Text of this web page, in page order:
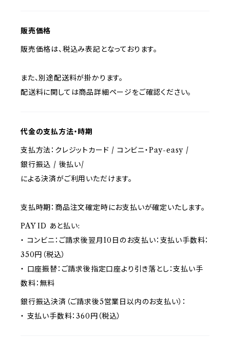
販売価格
販売価格は、税込み表記となっております。
また、別途配送料が掛かります。
配送料に関しては商品詳細ページをご確認ください。
代金の支払方法・時期
支払方法：クレジットカード / コンビニ・Pay-easy /
銀行振込 / 後払い/
による決済がご利用いただけます。
支払時期：商品注文確定時にお支払いが確定いたします。
PAY ID あと払い:
・ コンビニ：ご請求後翌月10日のお支払い：支払い手数料：
350円（税込）
・ 口座振替：ご請求後指定口座より引き落とし：支払い手
数料：無料
銀行振込決済（ご請求後5営業日以内のお支払い）：
・ 支払い手数料：360円（税込）